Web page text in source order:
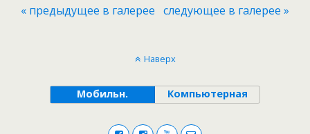
« предыдущее в галерее следующее в галерее »
Наверх
Мобильн. Компьютерная